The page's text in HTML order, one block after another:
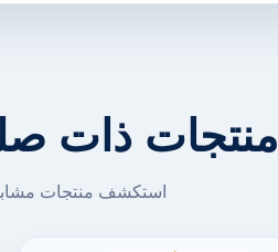
منتجات ذات
استكشف منتجات